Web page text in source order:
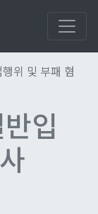
위 및 부패 혐
입